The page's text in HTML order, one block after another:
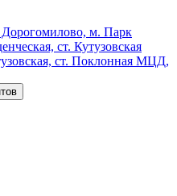
м. Парк
ст. Кутузовская
ст. Поклонная МЦД,